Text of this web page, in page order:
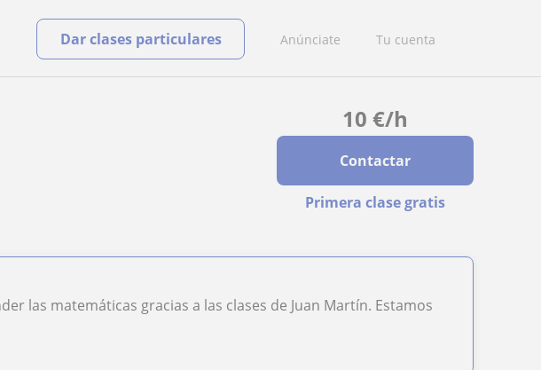
Anúnciate Tu cuenta
Dar clases particulares
10 €/h
Contactar
Primera clase gratis
las matemáticas gracias a las clases de Juan Martín. Estamos